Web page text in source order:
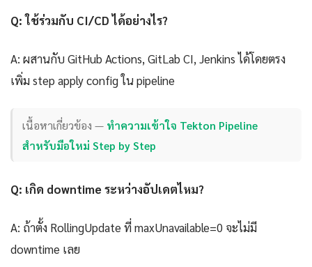
Q: ใช้ร่วมกับ CI/CD ได้อย่างไร?
A: ผสานกับ GitHub Actions, GitLab CI, Jenkins ได้โดยตรง
เพิ่ม step apply config ใน pipeline
เนื้อหาเกี่ยวข้อง — ทำความเข้าใจ Tekton Pipeline
สำหรับมือใหม่ Step by Step
Q: เกิด downtime ระหว่างอัปเดตไหม?
A: ถ้าตั้ง RollingUpdate ที่ maxUnavailable=0 จะไม่มี
downtime เลย